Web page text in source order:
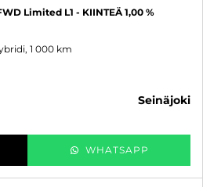
Limited L1 - KIINTEÄ 1,00 %
1 000 km
seinäjoki
WHATSAPP